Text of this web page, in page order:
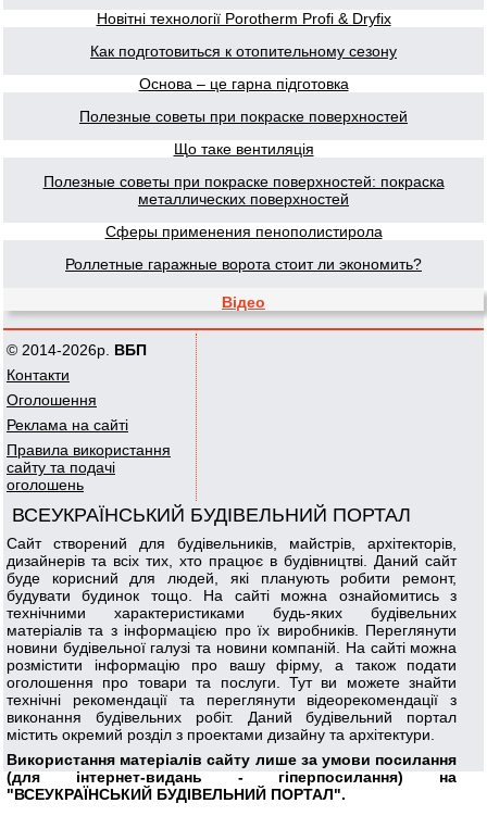
Новітні технології Porotherm Profi & Dryfix
Как подготовиться к отопительному сезону
Основа – це гарна підготовка
Полезные советы при покраске поверхностей
Що таке вентиляція
Полезные советы при покраске поверхностей: покраска
металлических поверхностей
Сферы применения пенополистирола
Роллетные гаражные ворота стоит ли экономить?
Відео
© 2014-2026р. ВБП
Контакти
Оголошення
Реклама на сайті
Правила використання
сайту та подачі
оголошень
ВСЕУКРАЇНСЬКИЙ БУДІВЕЛЬНИЙ ПОРТАЛ
Сайт створений для будівельників, майстрів, архітекторів,
дизайнерів та всіх тих, хто працює в будівництві. Даний сайт
буде корисний для людей, які планують робити ремонт,
будувати будинок тощо. На сайті можна ознайомитись з
технічними характеристиками будь-яких будівельних
матеріалів та з інформацією про їх виробників. Переглянути
новини будівельної галузі та новини компаній. На сайті можна
розмістити інформацію про вашу фірму, а також подати
оголошення про товари та послуги. Тут ви можете знайти
технічні рекомендації та переглянути відеорекомендації з
виконання будівельних робіт. Даний будівельний портал
містить окремий розділ з проектами дизайну та архітектури.
Використання матеріалів сайту лише за умови посилання
(для інтернет-видань - гіперпосилання) на
"ВСЕУКРАЇНСЬКИЙ БУДІВЕЛЬНИЙ ПОРТАЛ".